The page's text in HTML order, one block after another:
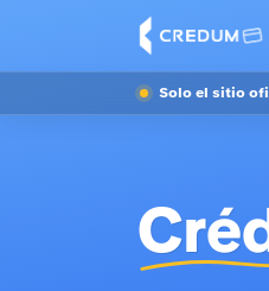
Solo el sitio